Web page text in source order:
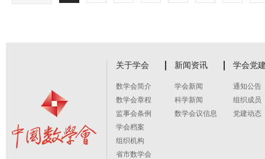
关于学会
数学会简介
数学会章程
监事会条例
学会档案
组织机构
省市数学会
新闻资讯
学会新闻
科学新闻
数学会议信息
学会党
通知公告
组织成员
党建动态